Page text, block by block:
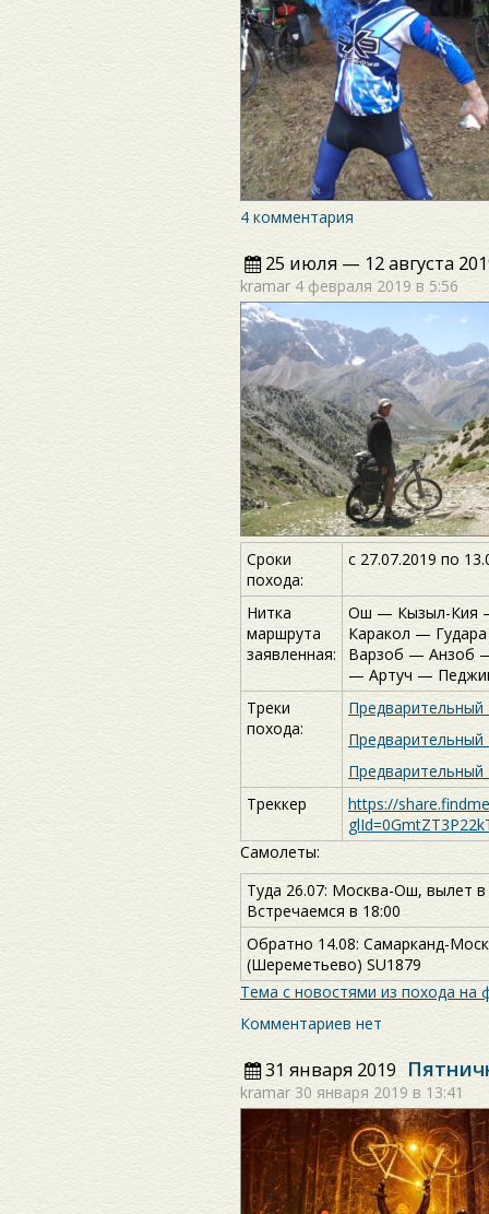
4 комментария
25 июля — 12 августа
kramar 4 февраля 2019 в 5:56
Сроки
похода:
c 27.07.2019 по
Нитка
маршрута
заявленная:
Ош — Кызыл-Кия
Каракол —
Варзоб — Анзоб
— Артуч —
Треки
похода:
Предварительный
Предварительный
Предварительный
Треккер
https://
Самолеты:
Туда 26.07: Москва-Ош, вылет
Встречаемся в 18:00
Обратно 14.08: Самарканд-
(Шереметьево) SU1879
Тема с новостями из похода на
Комментариев нет
31 января 2019
kramar 30 января 2019 в 13:41